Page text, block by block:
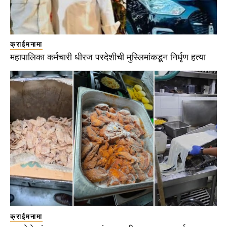
क्राईमनामा
महापालिका कर्मचारी धीरज परदेशीची मुस्लिमांकडून निर्घृण हत्या
क्राईमनामा